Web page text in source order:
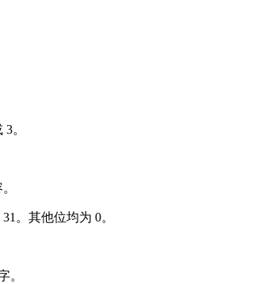
。
。其他位均为 0。
。